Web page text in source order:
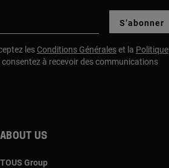
S’abonner
les Conditions Généraleset la Politique
consentez à recevoir des communications
About us
TOUS Group